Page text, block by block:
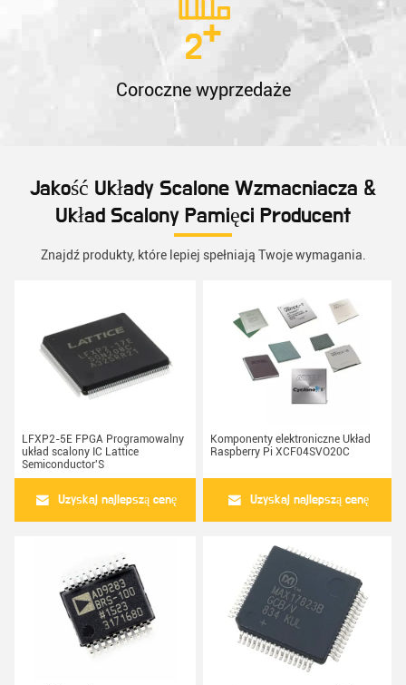
2+
Coroczne wyprzedaże
Jakość Układy Scalone Wzmacniacza &
Układ Scalony Pamięci Producent
Znajdź produkty, które lepiej spełniają Twoje wymagania.
LFXP2-5E FPGA Programowalny
układ scalony IC Lattice
Semiconductor'S
Uzyskaj najlepszą cenę
Komponenty elektroniczne Układ
Raspberry Pi XCF04SVO20C
Uzyskaj najlepszą cenę